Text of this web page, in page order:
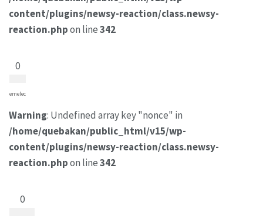
content/plugins/newsy-reaction/class.newsy-
reaction.phpon line342
0
emelec
Warning: Undefined array key "nonce" in
/home/quebakan/public_html/v15/wp-
content/plugins/newsy-reaction/class.newsy-
reaction.phpon line342
0